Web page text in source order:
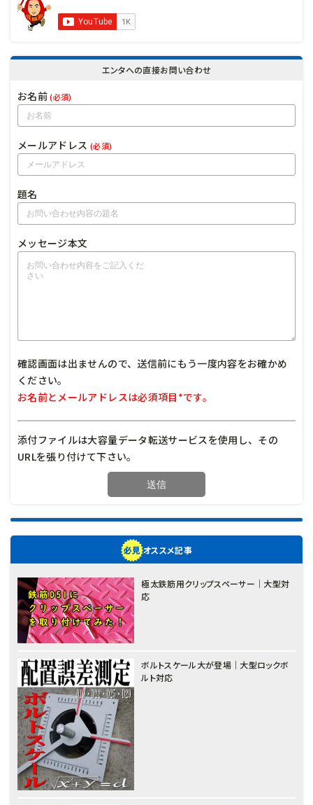
エンタへの直接お問い合わせ
お名前(必須)
メールアドレス (必須)
題名
メッセージ本文
確認画面は出ませんので、送信前にもう一度内容をお確かめ
ください。
お名前とメールアドレスは必須項目*です。
添付ファイルは大容量データ転送サービスを使用し、その
URLを張り付けて下さい。
オススメ記事
極太鉄筋用クリップスペーサー｜大型対
応
ボルトスケール大が登場｜大型ロックボ
ルト対応